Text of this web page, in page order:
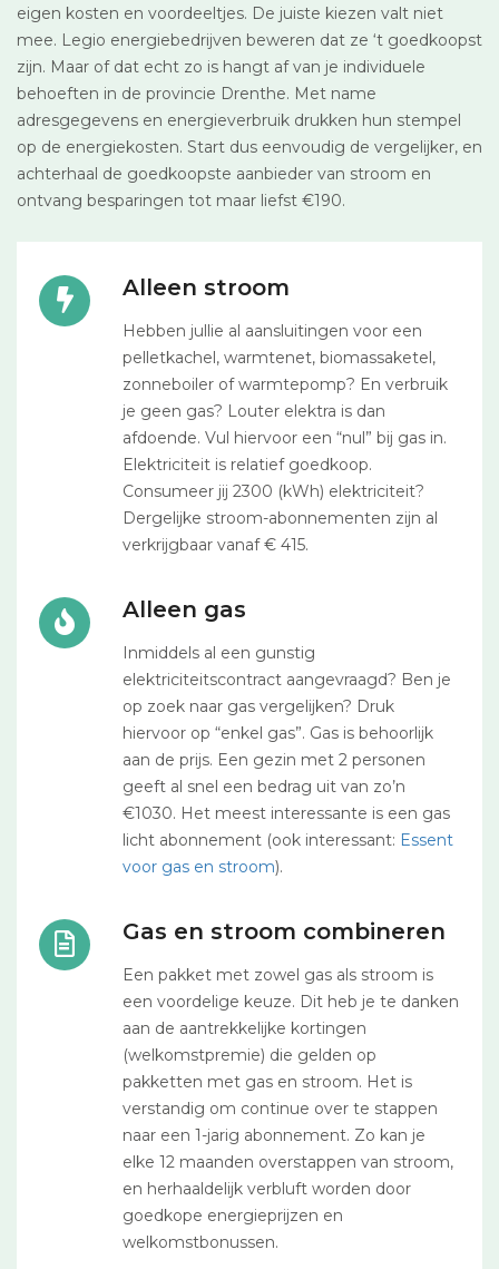
eigen kosten en voordeeltjes. De juiste kiezen valt niet
mee. Legio energiebedrijven beweren dat ze ‘t goedkoopst
zijn. Maar of dat echt zo is hangt af van je individuele
behoeften in de provincie Drenthe. Met name
adresgegevens en energieverbruik drukken hun stempel
op de energiekosten. Start dus eenvoudig de vergelijker, en
achterhaal de goedkoopste aanbieder van stroom en
ontvang besparingen tot maar liefst €190.
Alleen stroom
Hebben jullie al aansluitingen voor een
pelletkachel, warmtenet, biomassaketel,
zonneboiler of warmtepomp? En verbruik
je geen gas? Louter elektra is dan
afdoende. Vul hiervoor een “nul” bij gas in.
Elektriciteit is relatief goedkoop.
Consumeer jij 2300 (kWh) elektriciteit?
Dergelijke stroom-abonnementen zijn al
verkrijgbaar vanaf € 415.
Alleen gas
Inmiddels al een gunstig
elektriciteitscontract aangevraagd? Ben je
op zoek naar gas vergelijken? Druk
hiervoor op “enkel gas”. Gas is behoorlijk
aan de prijs. Een gezin met 2 personen
geeft al snel een bedrag uit van zo’n
€1030. Het meest interessante is een gas
licht abonnement (ook interessant: Essent
voor gas en stroom).
Gas en stroom combineren
Een pakket met zowel gas als stroom is
een voordelige keuze. Dit heb je te danken
aan de aantrekkelijke kortingen
(welkomstpremie) die gelden op
pakketten met gas en stroom. Het is
verstandig om continue over te stappen
naar een 1-jarig abonnement. Zo kan je
elke 12 maanden overstappen van stroom,
en herhaaldelijk verbluft worden door
goedkope energieprijzen en
welkomstbonussen.